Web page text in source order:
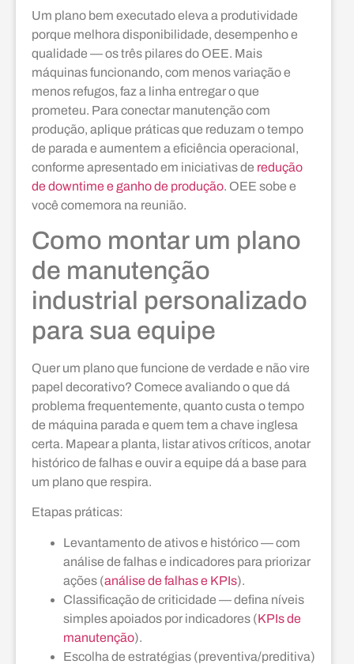
Um plano bem executado eleva a produtividade
porque melhora disponibilidade, desempenho e
qualidade — os três pilares do OEE. Mais
máquinas funcionando, com menos variação e
menos refugos, faz a linha entregar o que
prometeu. Para conectar manutenção com
produção, aplique práticas que reduzam o tempo
de parada e aumentem a eficiência operacional,
conforme apresentado em iniciativas de redução
de downtime e ganho de produção. OEE sobe e
você comemora na reunião.
Como montar um plano
de manutenção
industrial personalizado
para sua equipe
Quer um plano que funcione de verdade e não vire
papel decorativo? Comece avaliando o que dá
problema frequentemente, quanto custa o tempo
de máquina parada e quem tem a chave inglesa
certa. Mapear a planta, listar ativos críticos, anotar
histórico de falhas e ouvir a equipe dá a base para
um plano que respira.
Etapas práticas:
Levantamento de ativos e histórico — com
análise de falhas e indicadores para priorizar
ações (análise de falhas e KPIs).
Classificação de criticidade — defina níveis
simples apoiados por indicadores (KPIs de
manutenção).
Escolha de estratégias (preventiva/preditiva)